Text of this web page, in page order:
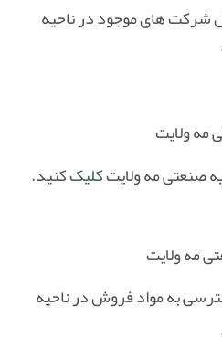
های موجود در ناحیه
مه ولایت
صنعتی مه ولایتکلیککنید.
مه ولایت
به مواد فروش در ناحیه